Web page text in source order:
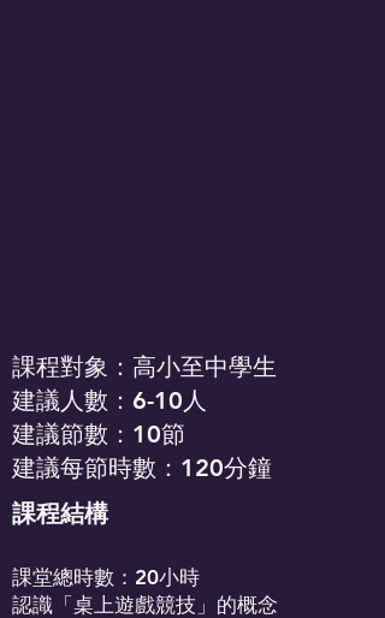
課程對象：高小至中學生
建議人數：6-10人
建議節數：10節
建議每節時數：120分鐘
課程結構
課堂總時數：20小時
認識「桌上遊戲競技」的概念